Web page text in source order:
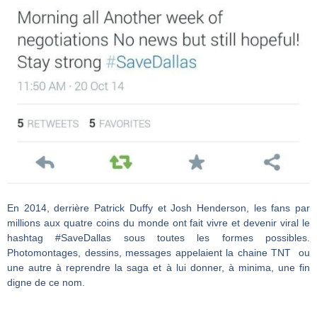
En 2014, derrière Patrick Duffy et Josh Henderson, les fans par
millions aux quatre coins du monde ont fait vivre et devenir viral le
hashtag #SaveDallas sous toutes les formes possibles.
Photomontages, dessins, messages appelaient la chaine TNT ou
une autre à reprendre la saga et à lui donner, à minima, une fin
digne de ce nom.